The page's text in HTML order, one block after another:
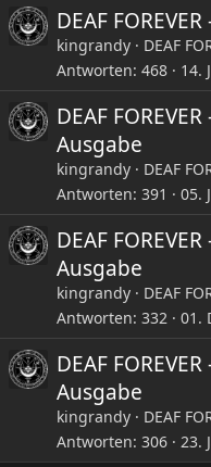
DEAF
kingrandy
DEAF
Antworten 468 14.
DEAF
Ausgabe
kingrandy
DEAF
Antworten 391 05.
DEAF
Ausgabe
kingrandy
DEAF
Antworten 332 01.
DEAF
Ausgabe
kingrandy
DEAF
Antworten 306 23.